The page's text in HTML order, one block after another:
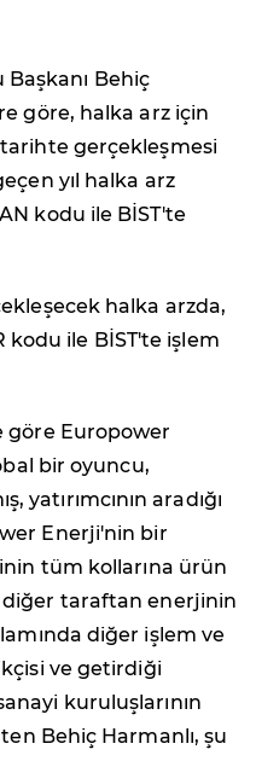
Behiç
göre, halka arz için
gerçekleşmesi
yıl halka arz
kodu ile BİST'te
halka arzda,
ile BİST'te işlem
göre Europower
bir oyuncu,
yatırımcının aradığı
Enerji'nin bir
tüm kollarına ürün
taraftan enerjinin
diğer işlem ve
ve getirdiği
kuruluşlarının
Behiç Harmanlı, şu